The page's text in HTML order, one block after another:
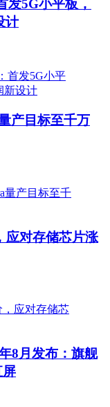
发5G小平板，
计
产目标至千万
应对存储芯片涨
8月发布：旗舰
屏